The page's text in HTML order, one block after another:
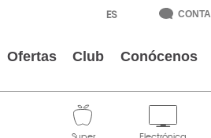
Ofertas Club Conócenos